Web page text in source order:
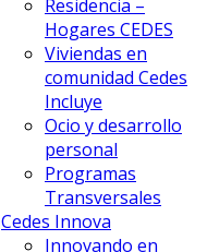
Residencia –
Hogares CEDES
Viviendas en
comunidad Cedes
Incluye
Ocio y desarrollo
personal
Programas
Transversales
Cedes Innova
Innovando en